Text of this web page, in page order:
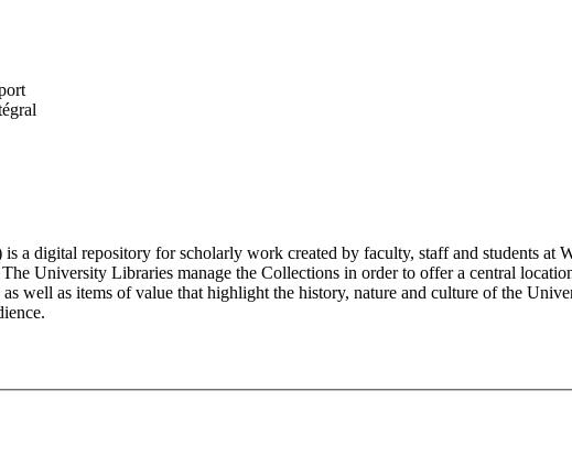
a digital repository for scholarly work created by faculty, staff and students at
University Libraries manage the Collections in order to offer a central
well as items of value that highlight the history, nature and culture of the